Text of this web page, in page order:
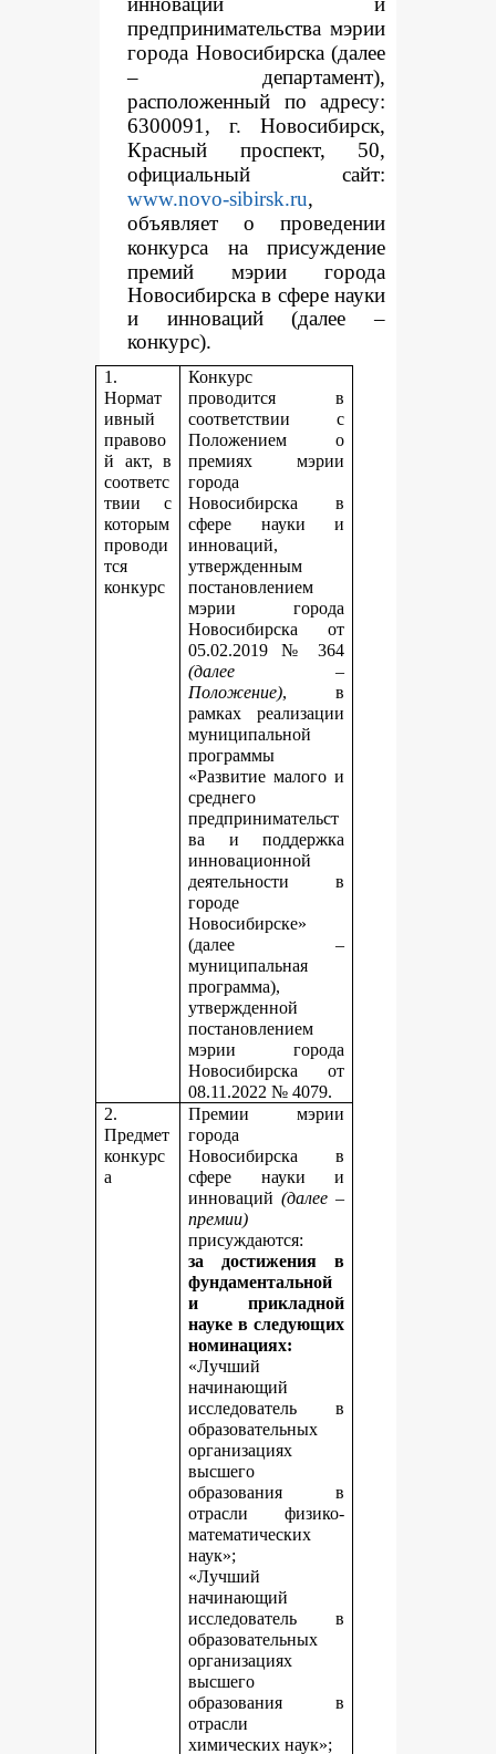
предпринимательства мэрии
города Новосибирска (далее
– департамент),
расположенный по адресу:
6300091, г. Новосибирск,
Красный проспект, 50,
официальный сайт:
www.novo-sibirsk.ru,
объявляет о проведении
конкурса на присуждение
премий мэрии города
Новосибирска в сфере науки
и инноваций (далее –
конкурс).
1.
Нормат
ивный
правово
й акт, в
соответс
твии с
которым
проводи
тся
конкурс
Конкурс
проводится в
соответствии с
Положением о
премиях мэрии
города
Новосибирска в
сфере науки и
инноваций,
утвержденным
постановлением
мэрии города
Новосибирска от
05.02.2019 № 364
(далее –
Положение), в
рамках реализации
муниципальной
программы
«Развитие малого и
среднего
предпринимательст
ва и поддержка
инновационной
деятельности в
городе
Новосибирске»
(далее –
муниципальная
программа),
утвержденной
постановлением
мэрии города
Новосибирска от
08.11.2022 № 4079.
2.
Предмет
конкурс
а
Премии мэрии
города
Новосибирска в
сфере науки и
инноваций(далее –
премии)
присуждаются:
за достижения в
фундаментальной
и прикладной
наукев следующих
номинациях:
«Лучший
начинающий
исследователь в
образовательных
организациях
высшего
образования в
отрасли физико-
математических
наук»;
«Лучший
начинающий
исследователь в
образовательных
организациях
высшего
образования в
отрасли
химических наук»;